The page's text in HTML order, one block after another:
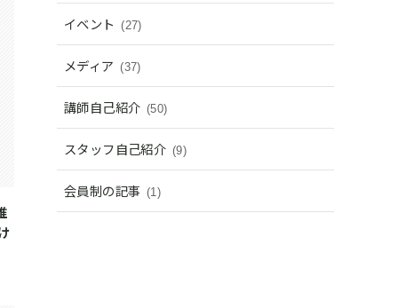
イベント (27)
メディア (37)
講師自己紹介 (50)
スタッフ自己紹介 (9)
会員制の記事 (1)